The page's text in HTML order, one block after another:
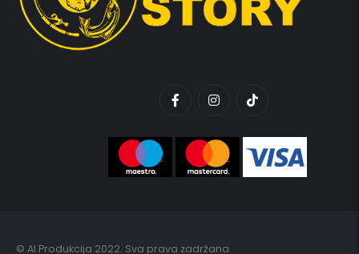
© AI Produkcija 2022. Sva prava zadržana.